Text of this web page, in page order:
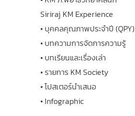
Siriraj KM Experience
• บุคคลคุณภาพประจำปี (QPY)
• บทความการจัดการความรู้
• บทเรียนและเรื่องเล่า
• รายการ KM Society
• โปสเตอร์นำเสนอ
• Infographic